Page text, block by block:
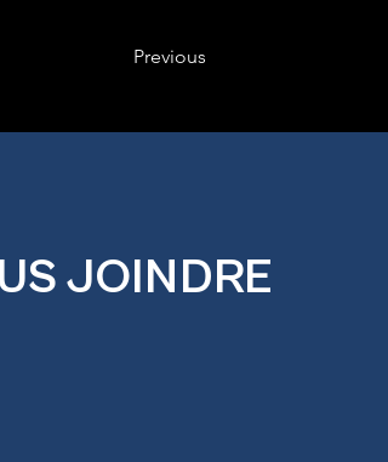
Previous
JOINDRE